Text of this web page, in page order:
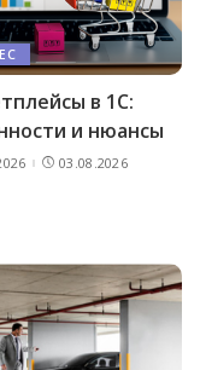
в 1С:
и нюансы
03.08.2026